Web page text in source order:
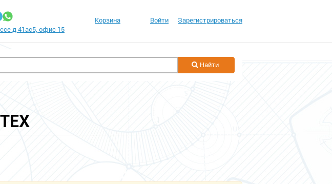
д 41ас5, офис 15
Корзина Войти Зарегистрироваться
Найти